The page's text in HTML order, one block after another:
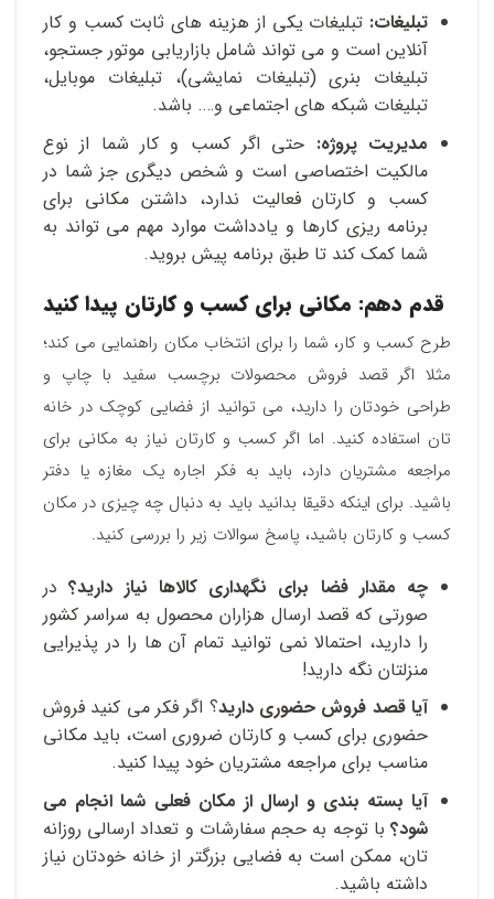
تبلیغات: تبلیغات یکی از هزینه های ثابت کسب و کار
آنلاین است و می تواند شامل بازاریابی موتور جستجو،
تبلیغات بنری (تبلیغات نمایشی)، تبلیغات موبایل،
تبلیغات شبکه های اجتماعی و…. باشد.
مدیریت پروژه: حتی اگر کسب و کار شما از نوع
مالکیت اختصاصی است و شخص دیگری جز شما در
کسب و کارتان فعالیت ندارد، داشتن مکانی برای
برنامه ریزی کارها و یادداشت موارد مهم می تواند به
شما کمک کند تا طبق برنامه پیش بروید.
قدم دهم: مکانی برای کسب و کارتان پیدا کنید
طرح کسب و کار، شما را برای انتخاب مکان راهنمایی می کند؛
مثلا اگر قصد فروش محصولات برچسب سفید با چاپ و
طراحی خودتان را دارید، می توانید از فضایی کوچک در خانه
تان استفاده کنید. اما اگر کسب و کارتان نیاز به مکانی برای
مراجعه مشتریان دارد، باید به فکر اجاره یک مغازه یا دفتر
باشید. برای اینکه دقیقا بدانید باید به دنبال چه چیزی در مکان
کسب و کارتان باشید، پاسخ سوالات زیر را بررسی کنید.
چه مقدار فضا برای نگهداری کالاها نیاز دارید؟در
صورتی که قصد ارسال هزاران محصول به سراسر کشور
را دارید، احتمالا نمی توانید تمام آن ها را در پذیرایی
منزلتان نگه دارید!
آیا قصد فروش حضوری دارید؟ اگر فکر می کنید فروش
حضوری برای کسب و کارتان ضروری است، باید مکانی
مناسب برای مراجعه مشتریان خود پیدا کنید.
آیا بسته بندی و ارسال از مکان فعلی شما انجام می
شود؟با توجه به حجم سفارشات و تعداد ارسالی روزانه
تان، ممکن است به فضایی بزرگتر از خانه خودتان نیاز
داشته باشید.